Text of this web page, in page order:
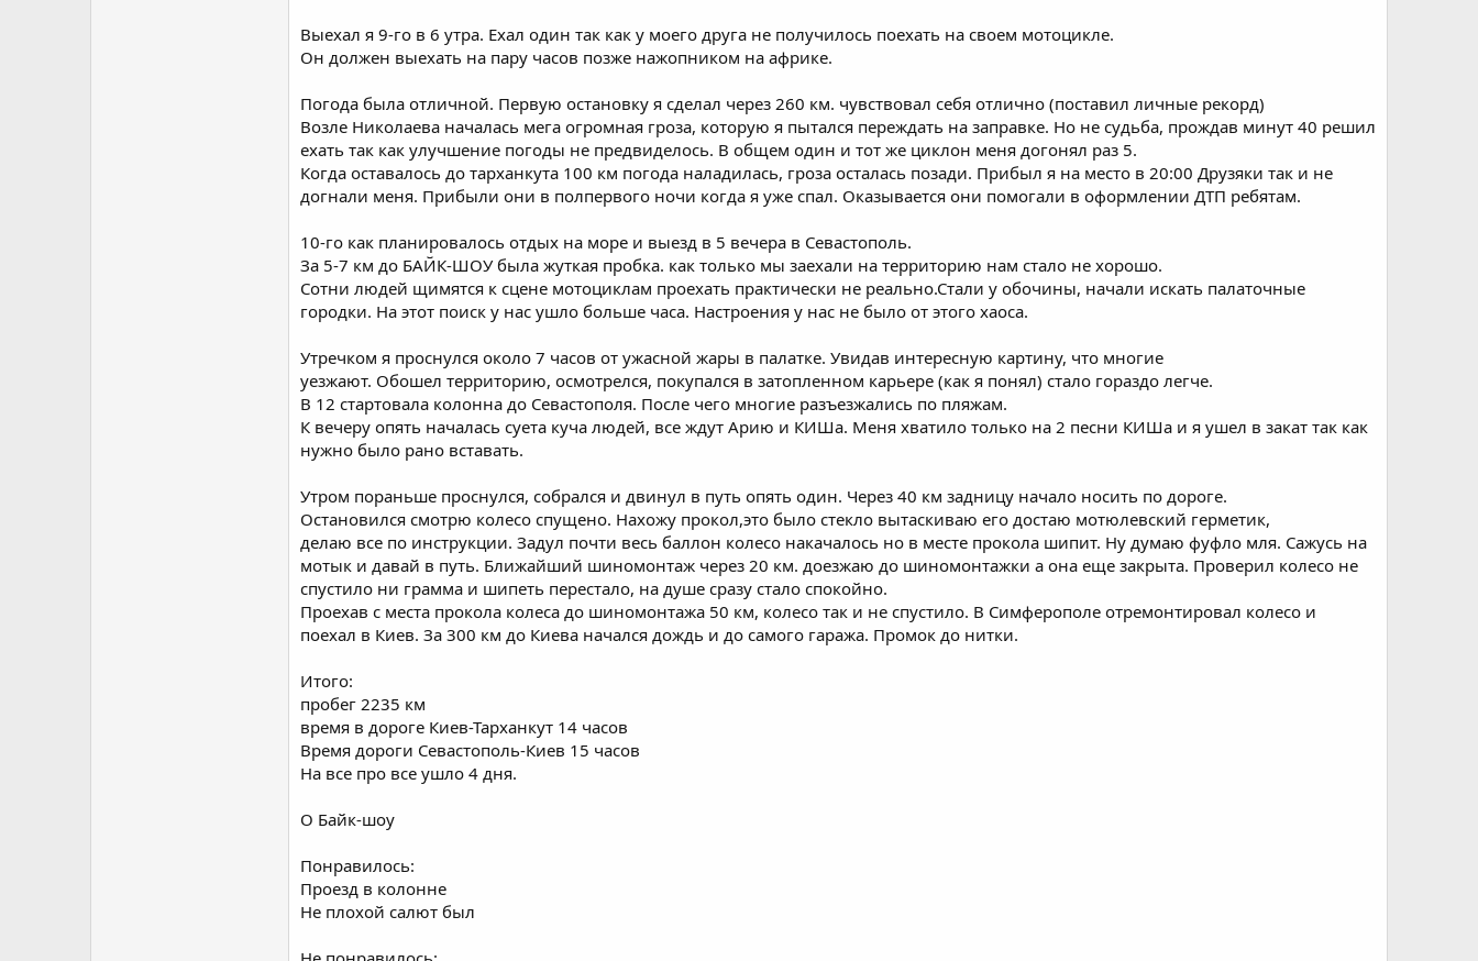
Выехал я 9-го в 6 утра. Ехал один так как у моего друга не получилось поехать на своем мотоцикле.
Он должен выехать на пару часов позже нажопником на африке.
Погода была отличной. Первую остановку я сделал через 260 км. чувствовал себя отлично (поставил личные рекорд)
Возле Николаева началась мега огромная гроза, которую я пытался переждать на заправке. Но не судьба, прождав минут 40 решил
ехать так как улучшение погоды не предвиделось. В общем один и тот же циклон меня догонял раз 5.
Когда оставалось до тарханкута 100 км погода наладилась, гроза осталась позади. Прибыл я на место в 20:00 Друзяки так и не
догнали меня. Прибыли они в полпервого ночи когда я уже спал. Оказывается они помогали в оформлении ДТП ребятам.
10-го как планировалось отдых на море и выезд в 5 вечера в Севастополь.
За 5-7 км до БАЙК-ШОУ была жуткая пробка. как только мы заехали на территорию нам стало не хорошо.
Сотни людей щимятся к сцене мотоциклам проехать практически не реально.Стали у обочины, начали искать палаточные
городки. На этот поиск у нас ушло больше часа. Настроения у нас не было от этого хаоса.
Утречком я проснулся около 7 часов от ужасной жары в палатке. Увидав интересную картину, что многие
уезжают. Обошел территорию, осмотрелся, покупался в затопленном карьере (как я понял) стало гораздо легче.
В 12 стартовала колонна до Севастополя. После чего многие разъезжались по пляжам.
К вечеру опять началась суета куча людей, все ждут Арию и КИШа. Меня хватило только на 2 песни КИШа и я ушел в закат так как
нужно было рано вставать.
Утром пораньше проснулся, собрался и двинул в путь опять один. Через 40 км задницу начало носить по дороге.
Остановился смотрю колесо спущено. Нахожу прокол,это было стекло вытаскиваю его достаю мотюлевский герметик,
делаю все по инструкции. Задул почти весь баллон колесо накачалось но в месте прокола шипит. Ну думаю фуфло мля. Сажусь на
мотык и давай в путь. Ближайший шиномонтаж через 20 км. доезжаю до шиномонтажки а она еще закрыта. Проверил колесо не
спустило ни грамма и шипеть перестало, на душе сразу стало спокойно.
Проехав с места прокола колеса до шиномонтажа 50 км, колесо так и не спустило. В Симферополе отремонтировал колесо и
поехал в Киев. За 300 км до Киева начался дождь и до самого гаража. Промок до нитки.
Итого:
пробег 2235 км
время в дороге Киев-Тарханкут 14 часов
Время дороги Севастополь-Киев 15 часов
На все про все ушло 4 дня.
О Байк-шоу
Понравилось:
Проезд в колонне
Не плохой салют был